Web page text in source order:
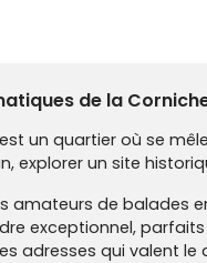
de la
un quartier où se
explorer un site
amateurs de balades
exceptionnel,
adresses qui valent le